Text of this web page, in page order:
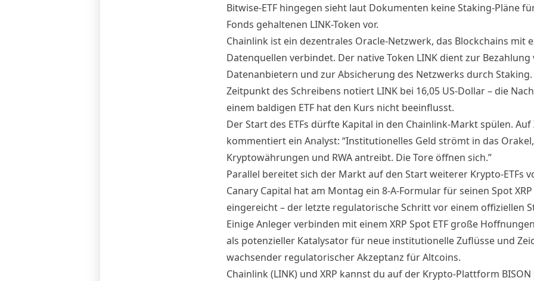
Bitwise-ETF hingegen sieht laut Dokumenten keine Staking-Pläne
Fonds gehaltenen LINK-Token vor.
Chainlink ist ein dezentrales Oracle-Netzwerk, das Blockchains mit
Datenquellen verbindet. Der native Token LINK dient zur Bezahlung
Datenanbietern und zur Absicherung des Netzwerks durch Staking.
Zeitpunkt des Schreibens notiert LINK bei 16,05 US-Dollar – die
einem baldigen ETF hat den Kurs nicht beeinflusst.
Der Start des ETFs dürfte Kapital in den Chainlink-Markt spülen. Auf
kommentiert ein Analyst: “Institutionelles Geld strömt in das
Kryptowährungen und RWA antreibt. Die Tore öffnen sich.”
Parallel bereitet sich der Markt auf den Start weiterer Krypto-ETFs
Canary Capital hat am Montag ein 8-A-Formular für seinen Spot XRP
eingereicht – der letzte regulatorische Schritt vor einem offiziellen
Einige Anleger verbinden mit einem XRP Spot ETF große
als potenzieller Katalysator für neue institutionelle Zuflüsse und
wachsender regulatorischer Akzeptanz für Altcoins.
Chainlink (LINK) und XRP kannst du auf der Krypto-Plattform